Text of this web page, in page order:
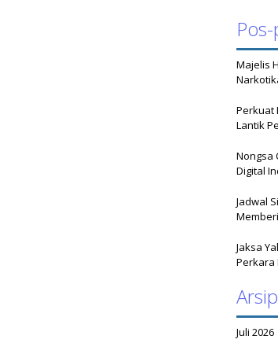
Majelis
Perkuat
Lantik
Nongsa
Digital
Jadwal
Jaksa
Perkara
Arsip
Juli 2026